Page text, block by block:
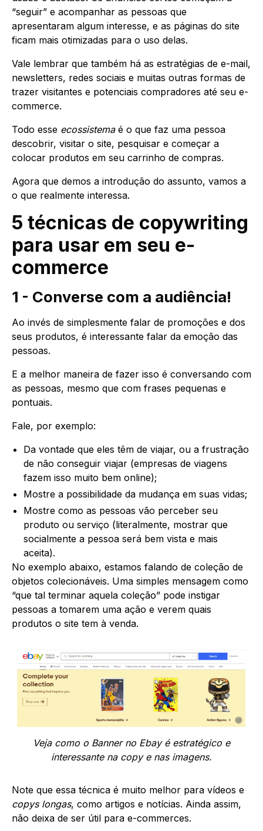
“seguir” e acompanhar as pessoas que
apresentaram algum interesse, e as páginas do site
ficam mais otimizadas para o uso delas.
Vale lembrar que também há as estratégias de e-mail,
newsletters, redes sociais e muitas outras formas de
trazer visitantes e potenciais compradores até seu e-
commerce.
Todo esse ecossistemaé o que faz uma pessoa
descobrir, visitar o site, pesquisar e começar a
colocar produtos em seu carrinho de compras.
Agora que demos a introdução do assunto, vamos a
o que realmente interessa.
5 técnicas de copywriting
para usar em seu e-
commerce
1 - Converse com a audiência!
Ao invés de simplesmente falar de promoções e dos
seus produtos, é interessante falar da emoção das
pessoas.
E a melhor maneira de fazer isso é conversando com
as pessoas, mesmo que com frases pequenas e
pontuais.
Fale, por exemplo:
Da vontade que eles têm de viajar, ou a frustração
de não conseguir viajar (empresas de viagens
fazem isso muito bem online);
Mostre a possibilidade da mudança em suas vidas;
Mostre como as pessoas vão perceber seu
produto ou serviço (literalmente, mostrar que
socialmente a pessoa será bem vista e mais
aceita).
No exemplo abaixo, estamos falando de coleção de
objetos colecionáveis. Uma simples mensagem como
“que tal terminar aquela coleção” pode instigar
pessoas a tomarem uma ação e verem quais
produtos o site tem à venda.
Veja como o Banner no Ebay é estratégico e
interessante na copy e nas imagens.
Note que essa técnica é muito melhor para vídeos e
copys longas, como artigos e notícias. Ainda assim,
não deixa de ser útil para e-commerces.